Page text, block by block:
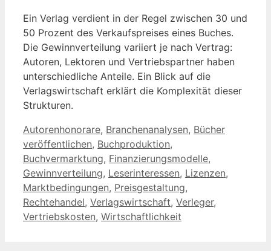
Ein Verlag verdient in der Regel zwischen 30 und
50 Prozent des Verkaufspreises eines Buches.
Die Gewinnverteilung variiert je nach Vertrag:
Autoren, Lektoren und Vertriebspartner haben
unterschiedliche Anteile. Ein Blick auf die
Verlagswirtschaft erklärt die Komplexität dieser
Strukturen.
Kategorien
Autorenhonorare, Branchenanalysen, Bücher
veröffentlichen, Buchproduktion,
Buchvermarktung, Finanzierungsmodelle,
Gewinnverteilung, Leserinteressen, Lizenzen,
Marktbedingungen, Preisgestaltung,
Rechtehandel, Verlagswirtschaft, Verleger,
Vertriebskosten, Wirtschaftlichkeit